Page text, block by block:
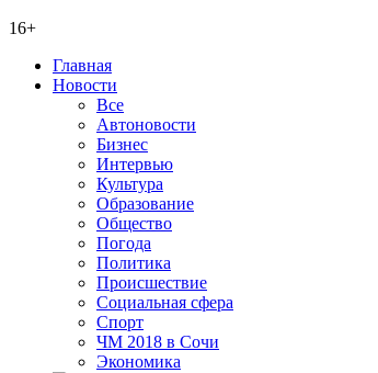
16+
Главная
Новости
Все
Автоновости
Бизнес
Интервью
Культура
Образование
Общество
Погода
Политика
Происшествие
Социальная сфера
Спорт
ЧМ 2018 в Сочи
Экономика